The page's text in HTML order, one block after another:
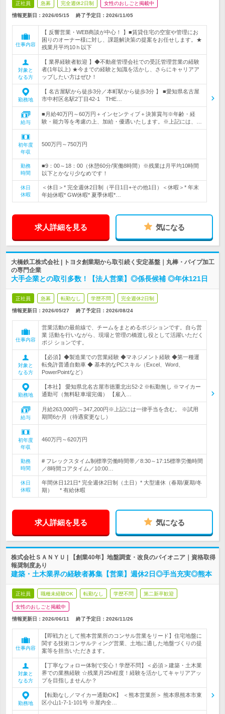
正社員 急募 完全週休2日制 女性のおしごと掲載中
情報更新日：2026/05/15 終了予定日： 2026/11/05
仕事内容
【 反響営業・WEB商談が中心！ 】■賃貸住宅の空室や管理にお
困りのオーナー様に対し、課題解決策の提案をお任せします。★
残業月平均10ｈ以下
対象と
なる方
【 業界経験者歓迎 】◆不動産管理会社での受託管理営業の経験
者(1年以上) ★今までの経験と知識を活かし、さらにキャリアア
ップしたい方はぜひ！
勤務地
【 名古屋駅から徒歩3分／本町駅から徒歩3分 】 ■愛知県名古屋
市中村区名駅2丁目42-1 THE…
給与
■月給40万円～60万円＋インセンティブ＋決算賞与※年齢・経
験・能力等を考慮の上、加給・優遇いたします。※上記には、…
初年度
年収
500万円～750万円
勤務
時間
■9：00～18：00（休憩60分/実働8時間）※残業は月平均10時間
以下とかなり少なめです！
休日
休暇
＜休日＞* 完全週休2日制（平日1日+その他1日）＜休暇＞* 年末
年始休暇* GW休暇* 夏季休暇*…
求人詳細を見る 気になる
大橋鉄工株式会社 | トヨタ創業期から取引続く安定基盤｜丸棒・パイプ加工
の専門企業
大手企業との取引多数！【法人営業】◎係長候補 ◎年休121日
正社員 急募 転勤なし 学歴不問 完全週休2日制
情報更新日：2026/05/27 終了予定日： 2026/08/24
仕事内容
営業活動の最前線で、チームをまとめるポジションです。自ら営
業 活動を行いながら、現場と管理の橋渡し役として活躍いただく
ポジ ションです。
対象と
なる方
【必須】◆製造業での営業経験 ◆マネジメント経験 ◆第一種運
転免許普通自動車 ◆ 基本的なPCスキル（Excel、Word、
PowerPointなど）
勤務地
【本社】 愛知県北名古屋市徳重北出52-2 ※転勤無し ※マイカー
通勤可（無料駐車場完備） 【雇入…
給与
月給263,000円～347,200円※上記には一律手当を含む。 ※試用
期間6か月（待遇変更なし）
初年度
年収
460万円～620万円
勤務
時間
# フレックスタイム制標準労働時間帯／8:30～17:15標準労働時間
／8時間コアタイム／10:00…
休日
休暇
年間休日121日* 完全週休2日制（土日）* 大型連休（春期/夏期/冬
期） * 有給休暇
求人詳細を見る 気になる
株式会社ＳＡＮＹＵ | 【創業40年】地盤調査・改良のパイオニア｜資格取得
報奨制度あり
建築・土木業界の経験者募集【営業】週休2日◎手当充実◎熊本
正社員 職種未経験OK 転勤なし 学歴不問 第二新卒歓迎
女性のおしごと掲載中
情報更新日：2026/06/11 終了予定日： 2026/11/26
仕事内容
【即戦力として熊本営業所のコンサル営業をリード】住宅地盤に
関する技術コンサルティング営業、土地に適した地盤づくりの提
案等を担当いただきます。
対象と
なる方
【丁寧なフォロー体制で安心！学歴不問】＜必須＞建築・土木業
界での業務経験 ☆残業月25h程度！経験を活かしてキャリアアッ
プを目指しませんか？
勤務地
【転勤なし／マイカー通勤OK】 ＜熊本営業所＞ 熊本県熊本市東
区小山1-7-1-101号 ※屋内全…